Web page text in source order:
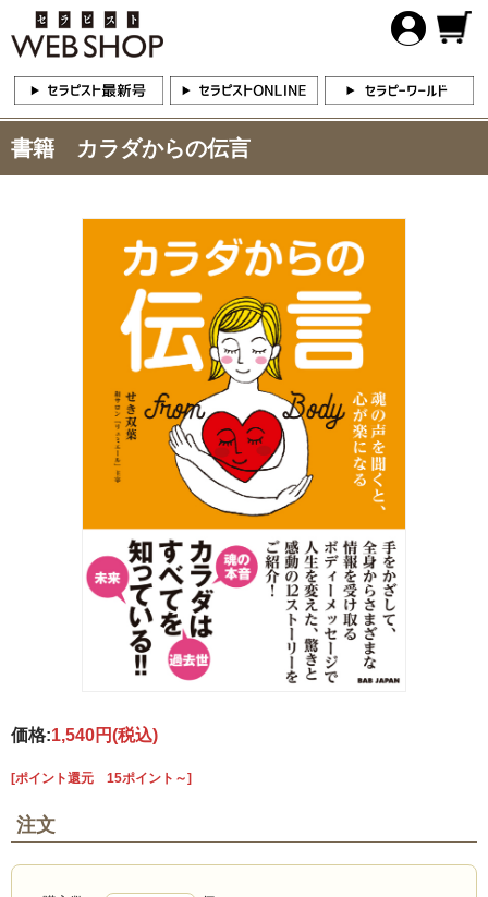
書籍 カラダからの伝言
価格:1,540円(税込)
[ポイント還元 15ポイント～]
注文